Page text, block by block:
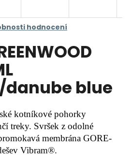
hodnocení
blue
kotníkové pohorky
treky. Svršek z odolné
membrána GORE-
Vibram®.
HLEDAT